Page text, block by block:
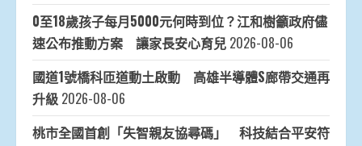
0至18歲孩子每月5000元何時到位？江和樹籲政府儘
速公布推動方案 讓家長安心育兒 2026-08-06
國道1號橋科匝道動土啟動 高雄半導體S廊帶交通再
升級 2026-08-06
桃市全國首創「失智親友協尋碼」 科技結合平安符